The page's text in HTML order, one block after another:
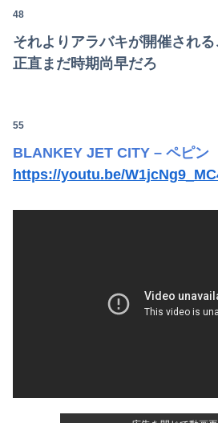
48
それよりアラバキが開催され
正直まだ時期尚早だろ
55
BLANKEY JET CITY – ペピン
https://youtu.be/